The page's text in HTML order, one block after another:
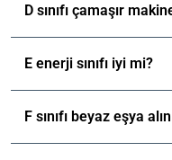
D sınıfı çamaşır
E enerji sınıfı iyi mi?
F sınıfı beyaz eşya